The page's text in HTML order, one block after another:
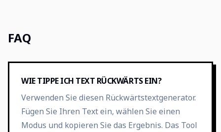
FAQ
WIE TIPPE ICH TEXT RÜCKWÄRTS EIN?
Verwenden Sie diesen Rückwärtstextgenerator.
Fügen Sie Ihren Text ein, wählen Sie einen
Modus und kopieren Sie das Ergebnis. Das Tool